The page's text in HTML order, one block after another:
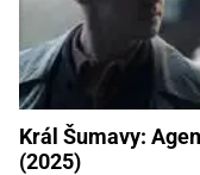
Král Šumavy:
(2025)